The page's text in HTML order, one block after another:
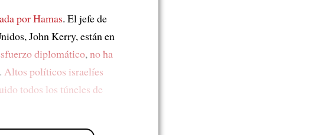
por Hamas. El jefe de
John Kerry, están en
diplomático,no ha
. Altos políticos israelíes
todos los túneles de